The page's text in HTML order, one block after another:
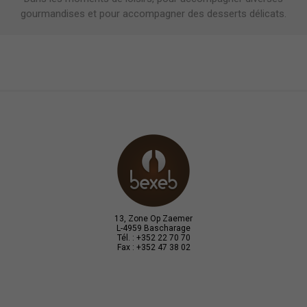
gourmandises et pour accompagner des desserts délicats.
13, Zone Op Zaemer
L-4959 Bascharage
Tél. : +352 22 70 70
Fax : +352 47 38 02